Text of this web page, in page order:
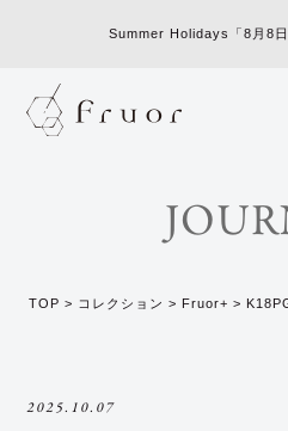
Summer Holidays「8月8
TOP > コレクション > Fruor+ >
2025.10.07